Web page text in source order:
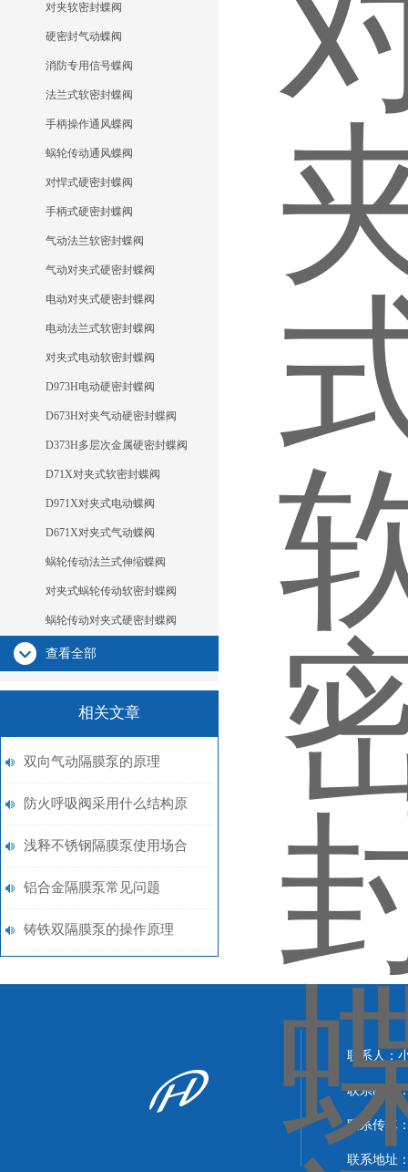
对夹软密封蝶阀
硬密封气动蝶阀
消防专用信号蝶阀
法兰式软密封蝶阀
手柄操作通风蝶阀
蜗轮传动通风蝶阀
对悍式硬密封蝶阀
手柄式硬密封蝶阀
气动法兰软密封蝶阀
气动对夹式硬密封蝶阀
电动对夹式硬密封蝶阀
电动法兰式软密封蝶阀
对夹式电动软密封蝶阀
D973H电动硬密封蝶阀
D673H对夹气动硬密封蝶阀
D373H多层次金属硬密封蝶阀
D71X对夹式软密封蝶阀
D971X对夹式电动蝶阀
D671X对夹式气动蝶阀
蜗轮传动法兰式伸缩蝶阀
对夹式蜗轮传动软密封蝶阀
蜗轮传动对夹式硬密封蝶阀
查看全部
相关文章
双向气动隔膜泵的原理
防火呼吸阀采用什么结构原
理，使用维护保养该注意什
么？
浅释不锈钢隔膜泵使用场合
铝合金隔膜泵常见问题
铸铁双隔膜泵的操作原理
联系人：
联系邮箱
联系传真
联系地址